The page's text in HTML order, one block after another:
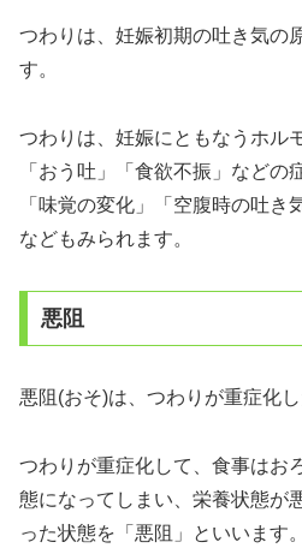
つわりは、妊娠初期の吐き気の
す。
つわりは、妊娠にともなうホル
「おう吐」「食欲不振」などの
「味覚の変化」「空腹時の吐き
などもみられます。
悪阻
悪阻(おそ)は、つわりが重症化
つわりが重症化して、食事はお
態になってしまい、栄養状態が
った状態を「悪阻」といいます。